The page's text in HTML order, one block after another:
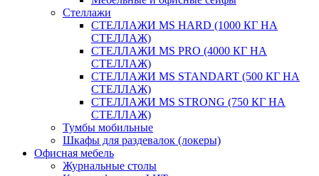
Стеллажи
СТЕЛЛАЖИ MS HARD (1000 КГ НА
СТЕЛЛАЖ)
СТЕЛЛАЖИ MS PRO (4000 КГ НА
СТЕЛЛАЖ)
СТЕЛЛАЖИ MS STANDART (500 КГ НА
СТЕЛЛАЖ)
СТЕЛЛАЖИ MS STRONG (750 КГ НА
СТЕЛЛАЖ)
Тумбы мобильные
Шкафы для раздевалок (локеры)
Офисная мебель
Журнальные столы